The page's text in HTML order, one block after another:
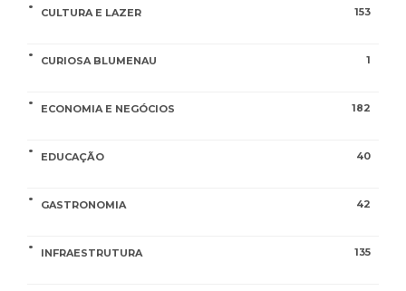
CULTURA E LAZER 153
CURIOSA BLUMENAU 1
ECONOMIA E NEGÓCIOS 182
EDUCAÇÃO 40
GASTRONOMIA 42
INFRAESTRUTURA 135